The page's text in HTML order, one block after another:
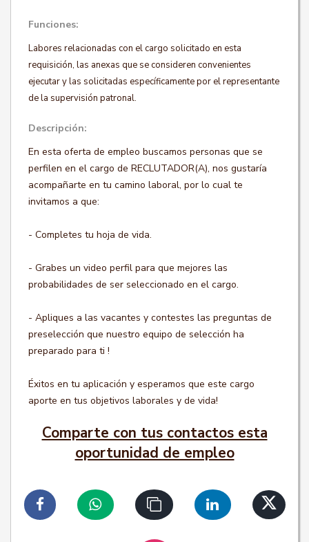
Funciones:
Labores relacionadas con el cargo solicitado en esta
requisición, las anexas que se consideren convenientes
ejecutar y las solicitadas específicamente por el representante
de la supervisión patronal.
Descripción:
En esta oferta de empleo buscamos personas que se
perfilen en el cargo de RECLUTADOR(A), nos gustaría
acompañarte en tu camino laboral, por lo cual te
invitamos a que:
- Completes tu hoja de vida.
- Grabes un video perfil para que mejores las
probabilidades de ser seleccionado en el cargo.
- Apliques a las vacantes y contestes las preguntas de
preselección que nuestro equipo de selección ha
preparado para ti !
Éxitos en tu aplicación y esperamos que este cargo
aporte en tus objetivos laborales y de vida!
Comparte con tus contactos esta
oportunidad de empleo